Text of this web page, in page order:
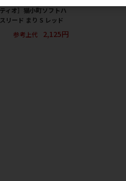
ティオ］猫小町ソフトハ
リード まり S レッド
参考上代
2,125円